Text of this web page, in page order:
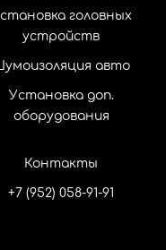
головных
устройств
авто
Установка доп.
оборудования
Контакты
+7 (952) 058-91-91